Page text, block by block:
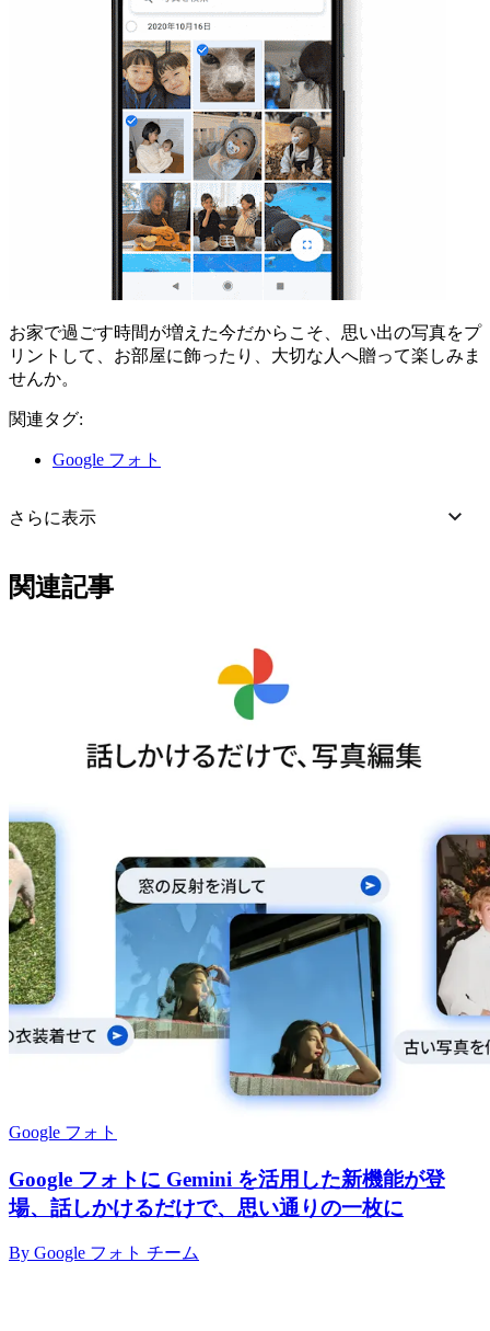
お家で過ごす時間が増えた今だからこそ、思い出の写真をプ
リントして、お部屋に飾ったり、大切な人へ贈って楽しみま
せんか。
関連タグ:
Google フォト
さらに表示
関連記事
Google フォト
Google フォトに Gemini を活用した新機能が登
場、話しかけるだけで、思い通りの一枚に
By Google フォト チーム